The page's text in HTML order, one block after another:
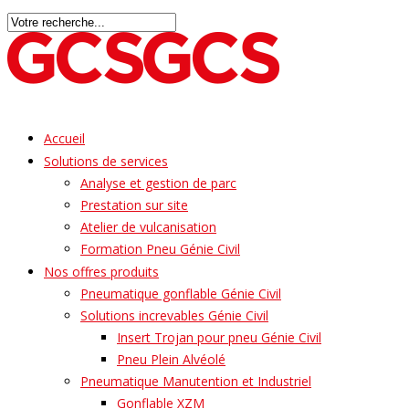
Accueil
Solutions de services
Analyse et gestion de parc
Prestation sur site
Atelier de vulcanisation
Formation Pneu Génie Civil
Nos offres produits
Pneumatique gonflable Génie Civil
Solutions increvables Génie Civil
Insert Trojan pour pneu Génie Civil
Pneu Plein Alvéolé
Pneumatique Manutention et Industriel
Gonflable XZM